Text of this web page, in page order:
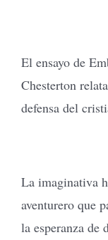
El ensayo de
Chesterton
defensa del
La imaginativa
aventurero que
la esperanza de